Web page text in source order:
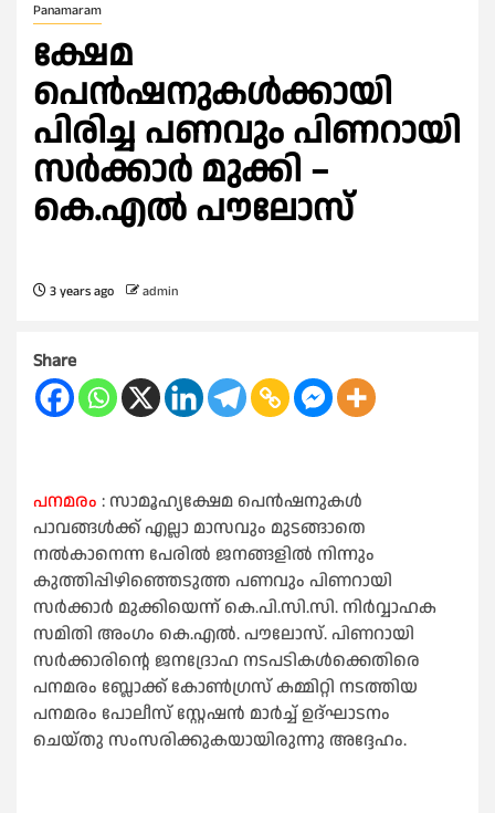
Panamaram
ക്ഷേമ
പെൻഷനുകൾക്കായി
പിരിച്ച പണവും പിണറായി
സർക്കാർ മുക്കി –
കെ.എൽ പൗലോസ്
3 years ago admin
Share
പനമരം : സാമൂഹ്യക്ഷേമ പെൻഷനുകൾ
പാവങ്ങൾക്ക് എല്ലാ മാസവും മുടങ്ങാതെ
നൽകാനെന്ന പേരിൽ ജനങ്ങളിൽ നിന്നും
കുത്തിപ്പിഴിഞ്ഞെടുത്ത പണവും പിണറായി
സർക്കാർ മുക്കിയെന്ന് കെ.പി.സി.സി. നിർവ്വാഹക
സമിതി അംഗം കെ.എൽ. പൗലോസ്. പിണറായി
സർക്കാരിന്റെ ജനദ്രോഹ നടപടികൾക്കെതിരെ
പനമരം ബ്ലോക്ക് കോൺഗ്രസ് കമ്മിറ്റി നടത്തിയ
പനമരം പോലീസ് സ്റ്റേഷൻ മാർച്ച് ഉദ്ഘാടനം
ചെയ്തു സംസരിക്കുകയായിരുന്നു അദ്ദേഹം.